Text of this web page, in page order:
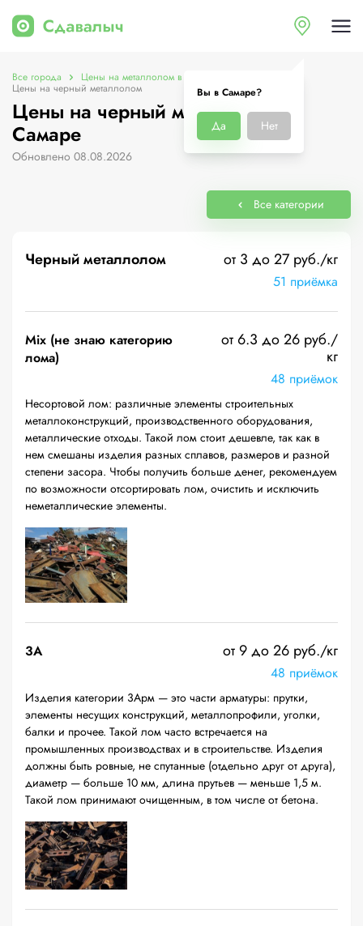
Вы в Самаре?
Да Нет
Все города Цены на металлолом в Самаре
Цены на черный металлолом
Цены на черный металлолом в
Самаре
Обновлено 08.08.2026
Все категории
Черный металлолом от 3 до 27 руб./кг
51 приёмка
Mix (не знаю категорию
лома)
от 6.3 до 26 руб./
кг
48 приёмок
Несортовой лом: различные элементы строительных
металлоконструкций, производственного оборудования,
металлические отходы. Такой лом стоит дешевле, так как в
нем смешаны изделия разных сплавов, размеров и разной
степени засора. Чтобы получить больше денег, рекомендуем
по возможности отсортировать лом, очистить и исключить
неметаллические элементы.
3А от 9 до 26 руб./кг
48 приёмок
Изделия категории 3Арм — это части арматуры: прутки,
элементы несущих конструкций, металлопрофили, уголки,
балки и прочее. Такой лом часто встречается на
промышленных производствах и в строительстве. Изделия
должны быть ровные, не спутанные (отдельно друг от друга),
диаметр — больше 10 мм, длина прутьев — меньше 1,5 м.
Такой лом принимают очищенным, в том числе от бетона.